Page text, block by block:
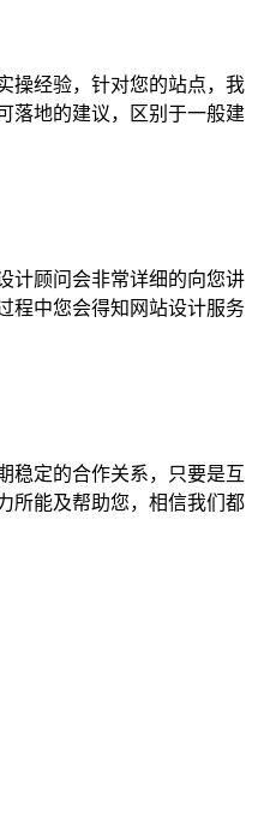
操经验，针对您的站点，我
落地的建议，区别于一般建
计顾问会非常详细的向您讲
程中您会得知网站设计服务
稳定的合作关系，只要是互
所能及帮助您，相信我们都